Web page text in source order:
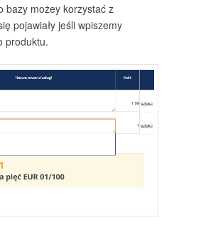
bazy możey korzystać z
pojawiały jeśli wpiszemy
produktu.